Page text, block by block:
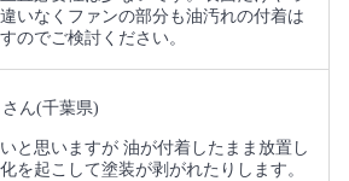
いなくファンの部分も油汚れの付着は
のでご検討ください。
さん(千葉県)
と思いますが 油が付着したまま放置し
を起こして塗装が剥がれたりします。